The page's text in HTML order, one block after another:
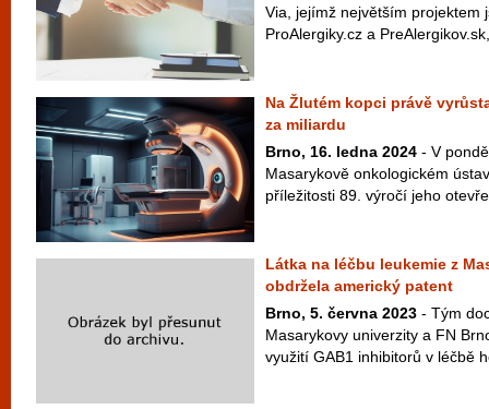
Via, jejímž největším projektem
ProAlergiky.cz a
Na Žlutém kopci právě
za miliardu
Brno, 16. ledna 2024 - V
Masarykově onkologickém
příležitosti 89. výročí jeho
Látka na léčbu leukemie z
obdržela americký patent
Brno, 5. června 2023 - Tým
Masarykovy univerzity a FN
využití GAB1 inhibitorů v léčbě